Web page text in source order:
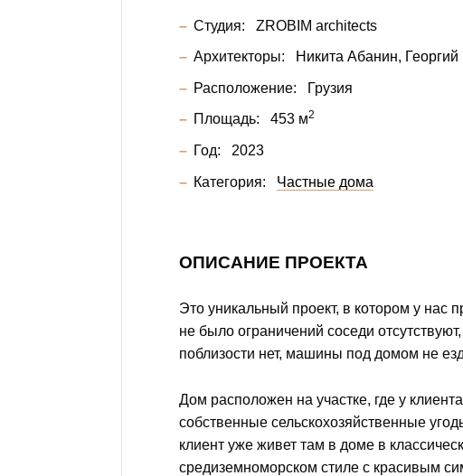
Студия: ZROBIM architects
Архитекторы: Никита Абанин
Расположение: Грузия
Площадь: 453 м2
Год: 2023
Категория: Частные дома
ОПИСАНИЕ ПРОЕКТА
Это уникальный проект, в котором у нас
не было ограничений соседи отсутствуют,
поблизости нет, машины под домом не
Дом расположен на участке, где у клиента
собственные сельскохозяйственные
клиент уже живет там в доме в
средиземноморском стиле с красивым